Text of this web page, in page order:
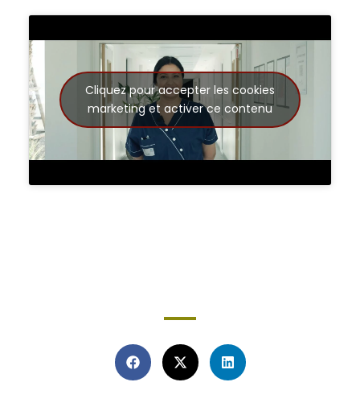
Cliquez pour accepter les cookies
marketing et activer ce contenu